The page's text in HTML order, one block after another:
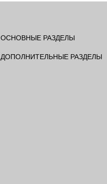
ОСНОВНЫЕ РАЗДЕЛЫ
ДОПОЛНИТЕЛЬНЫЕ РАЗДЕЛЫ